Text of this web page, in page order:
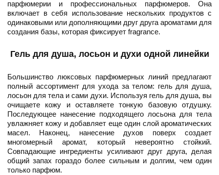
парфюмерии и профессиональных парфюмеров. Она
включает в себя использование нескольких продуктов с
одинаковыми или дополняющими друг друга ароматами для
создания базы, которая фиксирует fragrance.
Гель для душа, лосьон и духи одной линейки
Большинство люксовых парфюмерных линий предлагают
полный ассортимент для ухода за телом: гель для душа,
лосьон для тела и сами духи. Используя гель для душа, вы
очищаете кожу и оставляете тонкую базовую отдушку.
Последующее нанесение подходящего лосьона для тела
увлажняет кожу и добавляет еще один слой ароматических
масел. Наконец, нанесение духов поверх создает
многомерный аромат, который невероятно стойкий.
Совпадающие ингредиенты усиливают друг друга, делая
общий запах гораздо более сильным и долгим, чем один
только парфюм.